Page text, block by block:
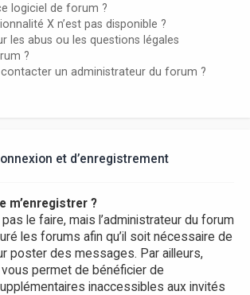
logiciel de forum ?
X n’est pas disponible ?
les abus ou les questions légales
?
un administrateur du forum ?
et d’enregistrement
m’enregistrer ?
le faire, mais l’administrateur du forum
les forums afin qu’il soit nécessaire de
poster des messages. Par ailleurs,
vous permet de bénéficier de
inaccessibles aux invités